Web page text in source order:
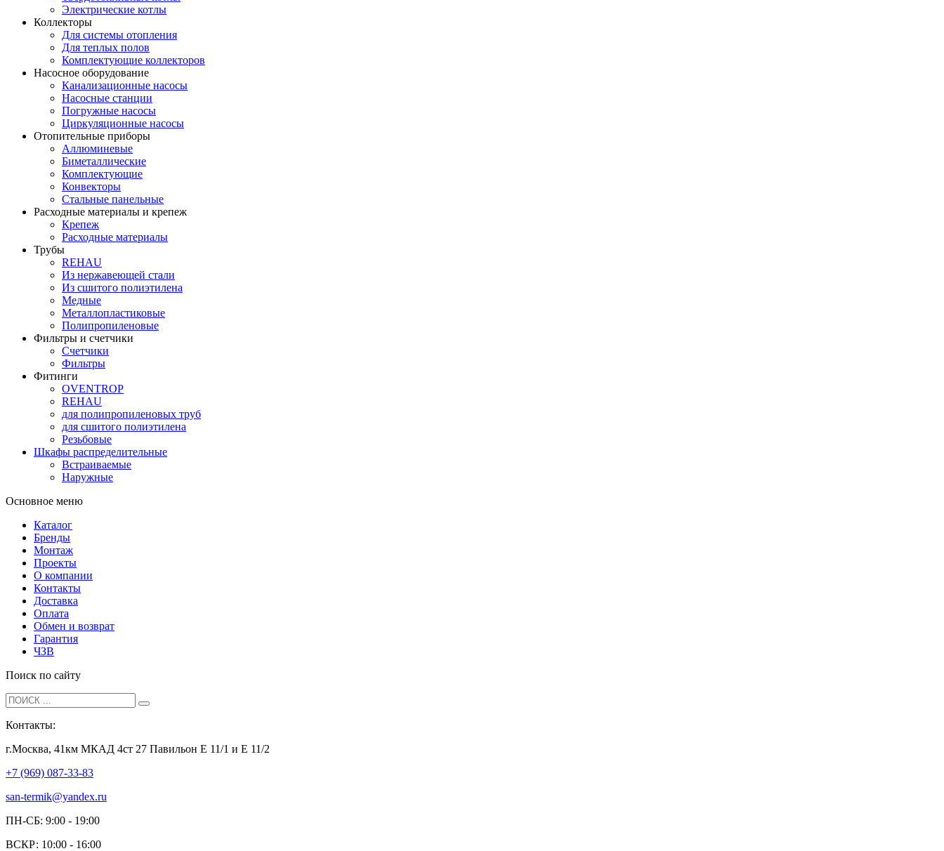
Электрические котлы
Коллекторы
Для системы отопления
Для теплых полов
Комплектующие коллекторов
Насосное оборудование
Канализационные насосы
Насосные станции
Погружные насосы
Циркуляционные насосы
Отопительные приборы
Аллюминевые
Биметаллические
Комплектующие
Конвекторы
Стальные панельные
Расходные материалы и крепеж
Крепеж
Расходные материалы
Трубы
REHAU
Из нержавеющей стали
Из сшитого полиэтилена
Медные
Металлопластиковые
Полипропиленовые
Фильтры и счетчики
Счетчики
Фильтры
Фитинги
OVENTROP
REHAU
для полипропиленовых труб
для сшитого полиэтилена
Резьбовые
Шкафы распределительные
Встраиваемые
Наружные
Основное меню
Каталог
Бренды
Монтаж
Проекты
О компании
Контакты
Доставка
Оплата
Обмен и возврат
Гарантия
ЧЗВ
Поиск по сайту
Контакты:
г.Москва, 41км МКАД 4ст 27 Павильон Е 11/1 и Е 11/2
+7 (969) 087-33-83
san-termik@yandex.ru
ПН-СБ: 9:00 - 19:00
ВСКР: 10:00 - 16:00